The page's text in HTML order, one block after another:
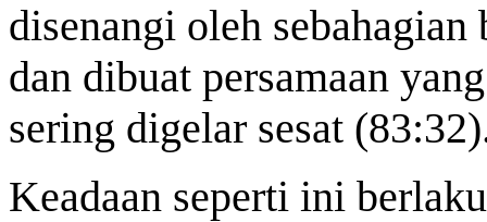
disenangi oleh
dan dibuat persamaan
sering digelar sesat
Keadaan seperti ini